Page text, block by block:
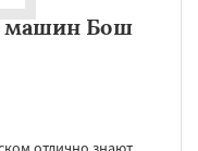
машин Бош